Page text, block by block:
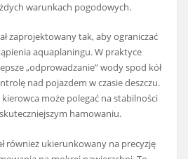
warunkach pogodowych.
zaprojektowany tak, aby ograniczać
aquaplaningu. W praktyce
„odprowadzanie” wody spod kół
nad pojazdem w czasie deszczu.
może polegać na stabilności
hamowaniu.
również ukierunkowany na precyzję